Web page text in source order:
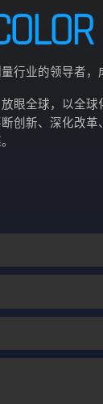
行业的领导者，
眼全球，以全球
创新、深化改革